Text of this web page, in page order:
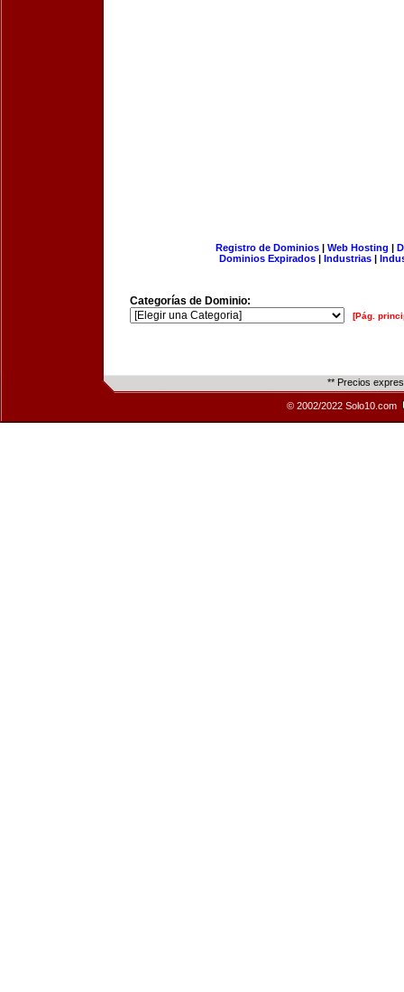
Registro de Dominios| Web Hosting |
Dominios Expirados | Industrias |
Categorías de Dominio:
[Pág.
** Precios
© 2002/2022 Solo10.com